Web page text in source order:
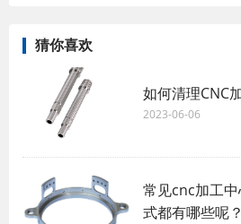
猜你喜欢
如何清理CNC
2023-06-06
常见cnc加工
式都有哪些呢